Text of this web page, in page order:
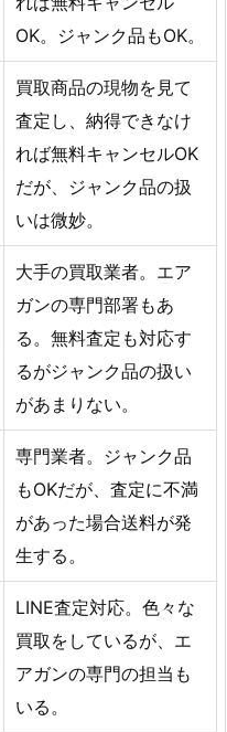
OK。ジャンク品もOK。
買取商品の現物を見て
査定し、納得できなけ
れば無料キャンセルOK
だが、ジャンク品の扱
いは微妙。
大手の買取業者。エア
ガンの専門部署もあ
る。無料査定も対応す
るがジャンク品の扱い
があまりない。
専門業者。ジャンク品
もOKだが、査定に不満
があった場合送料が発
生する。
LINE査定対応。色々な
買取をしているが、エ
アガンの専門の担当も
いる。